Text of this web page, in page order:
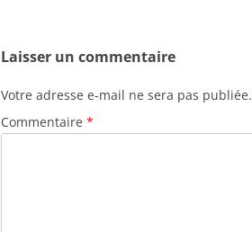
Laisser un commentaire
Votre adresse e-mail ne sera pas publiée.
Commentaire *